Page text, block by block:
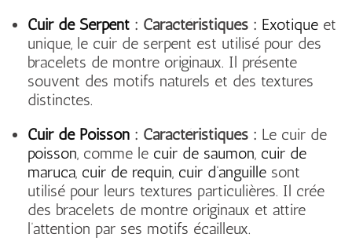
Cuir de Serpent : Caractéristiques : Exotique et
unique, le cuir de serpent est utilisé pour des
bracelets de montre originaux. Il présente
souvent des motifs naturels et des textures
distinctes.
Cuir de Poisson : Caractéristiques : Le cuir de
poisson, comme le cuir de saumon, cuir de
maruca, cuir de requin, cuir d’anguille sont
utilisé pour leurs textures particulières. Il crée
des bracelets de montre originaux et attire
l’attention par ses motifs écailleux.